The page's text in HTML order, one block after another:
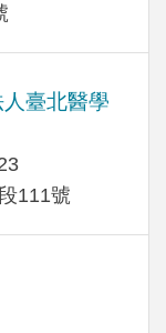
臺北醫學
111號